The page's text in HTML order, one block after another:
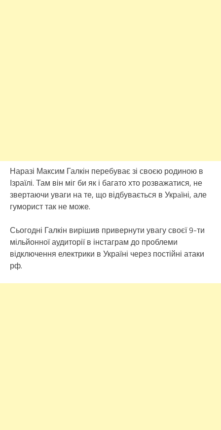
Наразі Максим Галкін перебуває зі своєю родиною в
Ізраїлі. Там він міг би як і багато хто розважатися, не
звертаючи уваги на те, що відбувається в Укрaїні, але
гуморист так не може.
Сьогодні Галкін вирішив привернути увагу своєї 9-ти
мільйонної аудиторії в інстаграм до проблеми
відключення електрики в Україні через постійні атаки
рф.